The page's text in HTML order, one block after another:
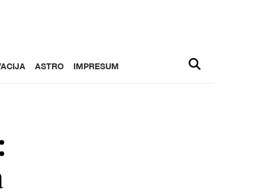
ASTRO IMPRESUM